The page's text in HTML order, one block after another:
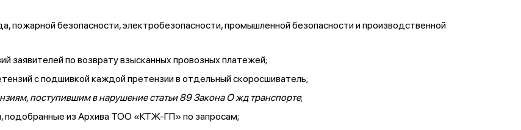
пожарной безопасности, электробезопасности, промышленной безопасности и производственной
заявителей по возврату взысканных провозных платежей;
с подшивкой каждой претензии в отдельный скоросшиватель;
поступившим в нарушение статьи 89 Закона О жд транспорте;
подобранные из Архива ТОО «КТЖ-ГП» по запросам;